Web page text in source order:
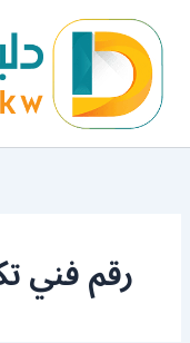
المحتوى
رقم فني